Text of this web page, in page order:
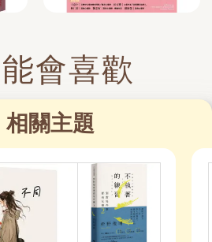
會喜歡
相關主題